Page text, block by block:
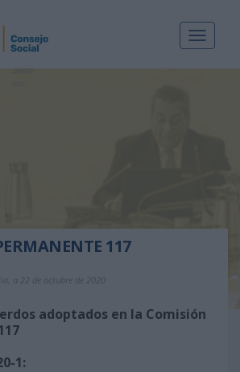
Toggle
117
a 22 de octubre de 2020
adoptados en la Comisión
1: